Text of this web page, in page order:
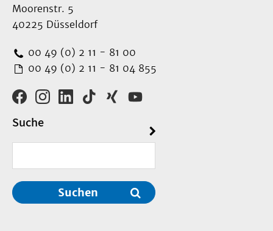
Moorenstr. 5
40225 Düsseldorf
00 49 (0) 2 11 - 81 00
00 49 (0) 2 11 - 81 04 855
Suche
Suchen